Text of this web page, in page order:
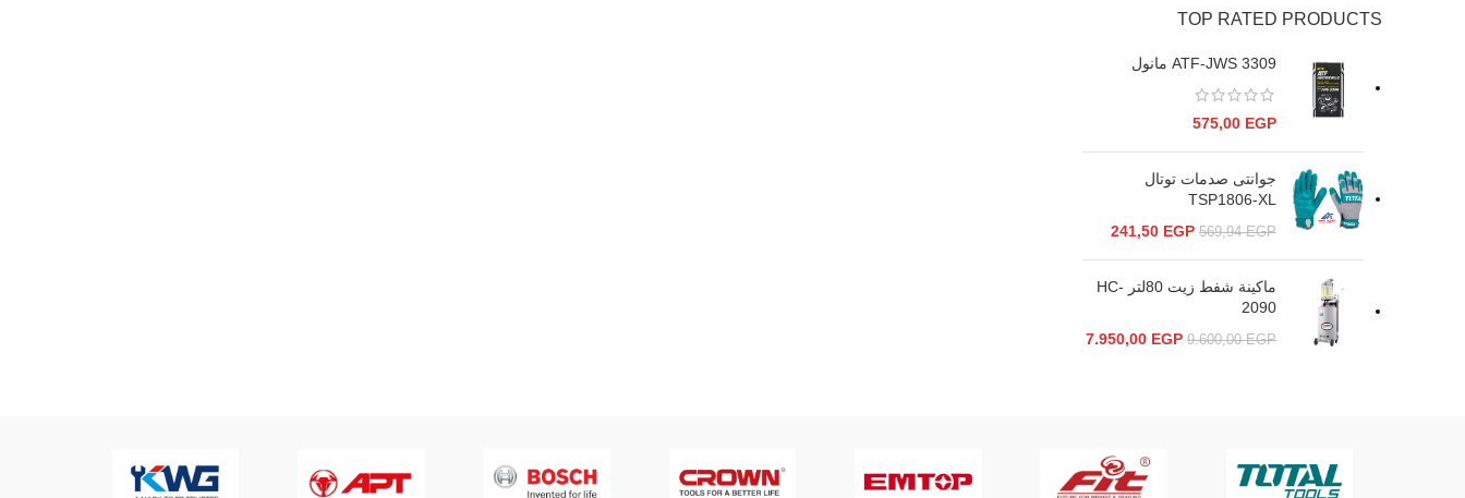
TOP RATED PRODUCTS
ATF-JWS 3309 مانول
575,00 EGP
جوانتى صدمات توتال
TSP1806-XL
569,94EGP
241,50 EGP
ماكينة شفط زيت 80لتر HC-
2090
9.600,00EGP
7.950,00 EGP